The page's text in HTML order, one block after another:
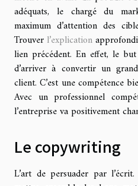
adéquats, le chargé du
maximum d’attention des
Trouver l’explication
lien précédent. En effet, le
d’arriver à convertir un
client. C’est une compétence
Avec un professionnel
l’entreprise va positivement
Le copywriting
L’art de persuader par